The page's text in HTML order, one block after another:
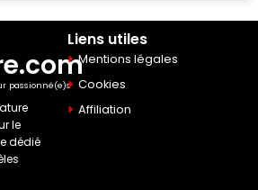
passionné(e)s
le
dédié
Liens utiles
Mentions légales
Cookies
Affiliation